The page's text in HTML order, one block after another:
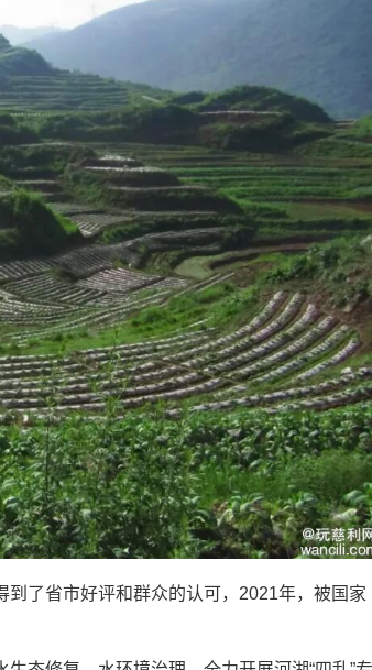
了省市好评和群众的认可，2021年，被国家